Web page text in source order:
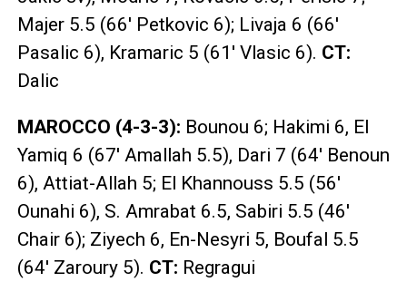
Majer 5.5 (66′ Petkovic 6); Livaja 6 (66′
Pasalic 6), Kramaric 5 (61′ Vlasic 6). CT:
Dalic
MAROCCO (4-3-3): Bounou 6; Hakimi 6, El
Yamiq 6 (67′ Amallah 5.5), Dari 7 (64′ Benoun
6), Attiat-Allah 5; El Khannouss 5.5 (56′
Ounahi 6), S. Amrabat 6.5, Sabiri 5.5 (46′
Chair 6); Ziyech 6, En-Nesyri 5, Boufal 5.5
(64′ Zaroury 5). CT: Regragui